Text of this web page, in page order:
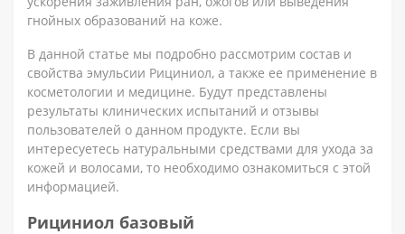
гнойных образований на коже.
В данной статье мы подробно рассмотрим состав и
свойства эмульсии Рициниол, а также ее применение в
косметологии и медицине. Будут представлены
результаты клинических испытаний и отзывы
пользователей о данном продукте. Если вы
интересуетесь натуральными средствами для ухода за
кожей и волосами, то необходимо ознакомиться с этой
информацией.
Рициниол базовый